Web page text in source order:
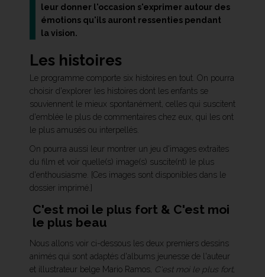
leur donner l'occasion s'exprimer autour des
émotions qu'ils auront ressenties pendant
la vision.
Les histoires
Le programme comporte six histoires en tout. On pourra
choisir d'explorer les histoires dont les enfants se
souviennent le mieux spontanément, celles qui suscitent
d'emblée le plus de commentaires chez eux, qui les ont
le plus amusés ou interpellés.
On pourra aussi leur montrer un jeu d'images extraites
du film et voir quelle(s) image(s) suscite(nt) le plus
d'enthousiasme. [Ces images sont disponibles dans le
dossier imprimé.]
C'est moi le plus fort & C'est moi
le plus beau
Nous allons voir ci-dessous les deux premiers dessins
animés qui sont adaptés d'albums jeunesse de l'auteur
et illustrateur belge Mario Ramos, C'est moi le plus fort